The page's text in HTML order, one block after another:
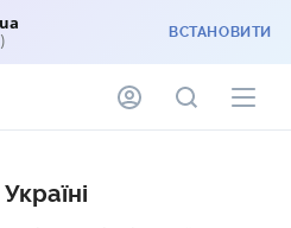
ВСТАНОВИТИ